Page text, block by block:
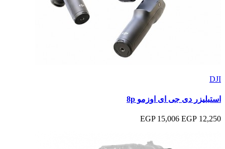
DJI
استبليزر دى جى اى اوزمو 8p
12,250 EGP
15,006 EGP